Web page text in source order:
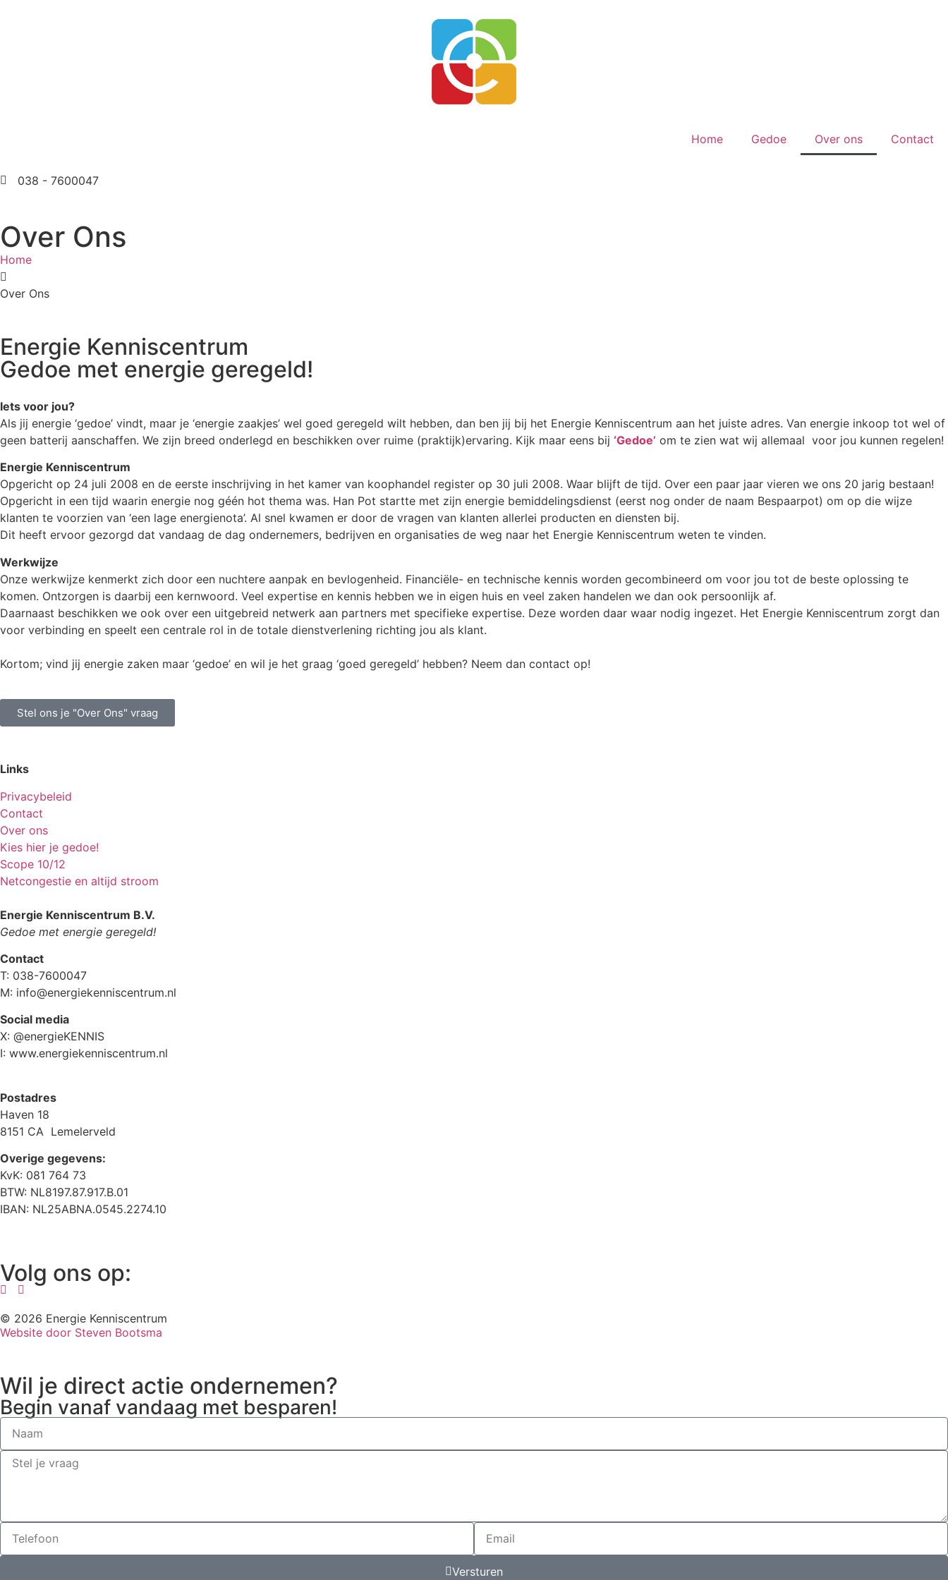
Home Gedoe Over ons Contact
038 - 7600047
Over Ons
Home
Over Ons
Energie Kenniscentrum
Gedoe met energie geregeld!
Iets voor jou?
Als jij energie ‘gedoe’ vindt, maar je ‘energie zaakjes’ wel goed geregeld wilt hebben, dan ben jij bij het Energie Kenniscentrum aan het juiste adres. Van energie inkoop tot wel of
geen batterij aanschaffen. We zijn breed onderlegd en beschikken over ruime (praktijk)ervaring. Kijk maar eens bij ‘Gedoe’ om te zien wat wij allemaal voor jou kunnen regelen!
Energie Kenniscentrum
Opgericht op 24 juli 2008 en de eerste inschrijving in het kamer van koophandel register op 30 juli 2008. Waar blijft de tijd. Over een paar jaar vieren we ons 20 jarig bestaan!
Opgericht in een tijd waarin energie nog géén hot thema was. Han Pot startte met zijn energie bemiddelingsdienst (eerst nog onder de naam Bespaarpot) om op die wijze
klanten te voorzien van ‘een lage energienota’. Al snel kwamen er door de vragen van klanten allerlei producten en diensten bij.
Dit heeft ervoor gezorgd dat vandaag de dag ondernemers, bedrijven en organisaties de weg naar het Energie Kenniscentrum weten te vinden.
Werkwijze
Onze werkwijze kenmerkt zich door een nuchtere aanpak en bevlogenheid. Financiële- en technische kennis worden gecombineerd om voor jou tot de beste oplossing te
komen. Ontzorgen is daarbij een kernwoord. Veel expertise en kennis hebben we in eigen huis en veel zaken handelen we dan ook persoonlijk af.
Daarnaast beschikken we ook over een uitgebreid netwerk aan partners met specifieke expertise. Deze worden daar waar nodig ingezet. Het Energie Kenniscentrum zorgt dan
voor verbinding en speelt een centrale rol in de totale dienstverlening richting jou als klant.
Kortom; vind jij energie zaken maar ‘gedoe’ en wil je het graag ‘goed geregeld’ hebben? Neem dan contact op!
Stel ons je "Over Ons" vraag
Links
Privacybeleid
Contact
Over ons
Kies hier je gedoe!
Scope 10/12
Netcongestie en altijd stroom
Energie Kenniscentrum B.V.
Gedoe met energie geregeld!
Contact
T: 038-7600047
M: info@energiekenniscentrum.nl
Social media
X: @energieKENNIS
I: www.energiekenniscentrum.nl
Postadres
Haven 18
8151 CA Lemelerveld
Overige gegevens:
KvK: 081 764 73
BTW: NL8197.87.917.B.01
IBAN: NL25ABNA.0545.2274.10
Volg ons op:
© 2026 Energie Kenniscentrum
Website door Steven Bootsma
Wil je direct actie ondernemen?
Begin vanaf vandaag met besparen!
Versturen